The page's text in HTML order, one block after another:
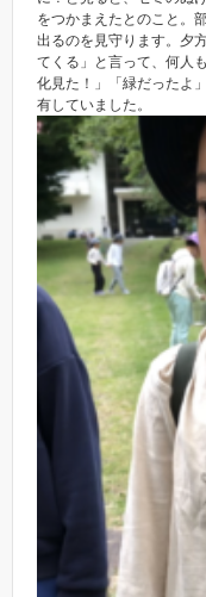
をつかまえたとのこと。
出るのを見守ります。夕
てくる」と言って、何人
化見た！」「緑だったよ
有していました。